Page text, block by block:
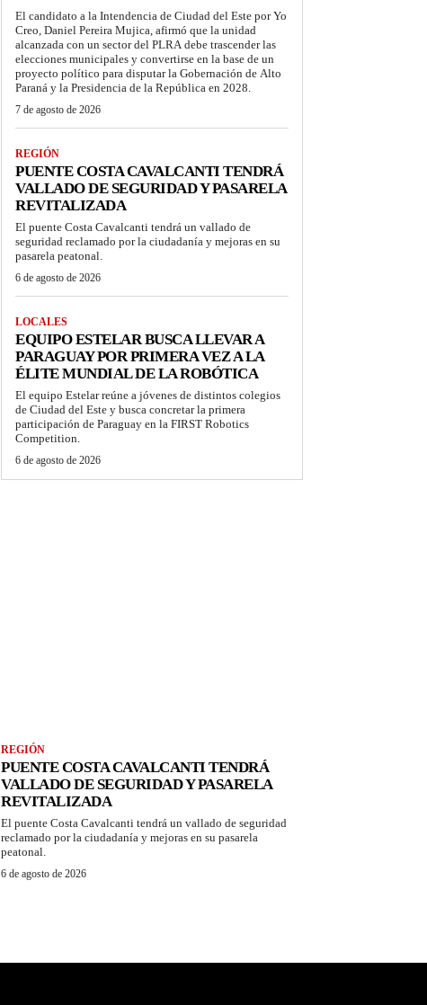
El candidato a la Intendencia de Ciudad del Este por Yo
Creo, Daniel Pereira Mujica, afirmó que la unidad
alcanzada con un sector del PLRA debe trascender las
elecciones municipales y convertirse en la base de un
proyecto político para disputar la Gobernación de Alto
Paraná y la Presidencia de la República en 2028.
7 de agosto de 2026
REGIÓN
PUENTE COSTA CAVALCANTI TENDRÁ
VALLADO DE SEGURIDAD Y PASARELA
REVITALIZADA
El puente Costa Cavalcanti tendrá un vallado de
seguridad reclamado por la ciudadanía y mejoras en su
pasarela peatonal.
6 de agosto de 2026
LOCALES
EQUIPO ESTELAR BUSCA LLEVAR A
PARAGUAY POR PRIMERA VEZ A LA
ÉLITE MUNDIAL DE LA ROBÓTICA
El equipo Estelar reúne a jóvenes de distintos colegios
de Ciudad del Este y busca concretar la primera
participación de Paraguay en la FIRST Robotics
Competition.
6 de agosto de 2026
REGIÓN
PUENTE COSTA CAVALCANTI TENDRÁ
VALLADO DE SEGURIDAD Y PASARELA
REVITALIZADA
El puente Costa Cavalcanti tendrá un vallado de seguridad
reclamado por la ciudadanía y mejoras en su pasarela
peatonal.
6 de agosto de 2026